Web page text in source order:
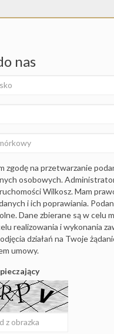
nas
zgodę na przetwarzanie
osobowych.
Wilkosz. Mam
i ich poprawiania.
Dane zbierane są w celu
realizowania i wykonania
działań na Twoje
umowy.